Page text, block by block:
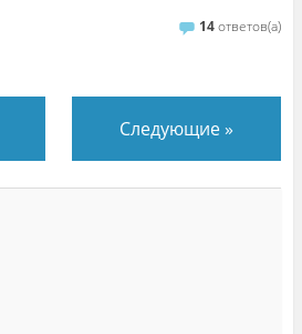
14ответов(а)
Следующие»